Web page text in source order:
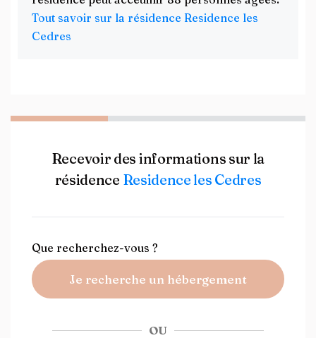
Tout savoir sur la résidence Residence les
Cedres
Recevoir des informations sur la
résidence Residence les Cedres
Que recherchez-vous ?
Je recherche un hébergement
OU